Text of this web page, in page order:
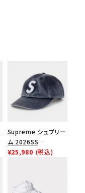
Supreme シュプリー
ム 2026SS
Pigment Coated S
ゴ 6パネル ネイビー
¥25,980 (税込)